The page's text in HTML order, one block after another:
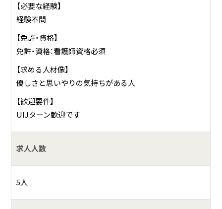
【必要な経験】
経験不問
【免許・資格】
免許・資格：看護師資格必須
【求める人材像】
優しさと思いやりの気持ちがある人
【歓迎要件】
UIJターン歓迎です
求人人数
5人